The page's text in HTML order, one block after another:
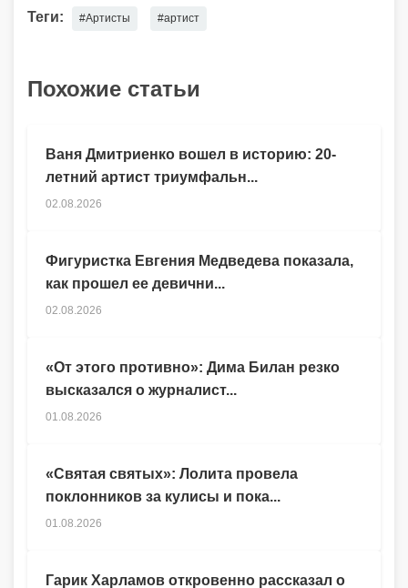
Теги: #Артисты #артист
Похожие статьи
Гарик Харламов откровенно рассказал о
Ваня Дмитриенко вошел в историю: 20-
летний артист триумфальн...
02.08.2026
Фигуристка Евгения Медведева показала,
как прошел ее девични...
02.08.2026
«От этого противно»: Дима Билан резко
высказался о журналист...
01.08.2026
«Святая святых»: Лолита провела
поклонников за кулисы и пока...
01.08.2026